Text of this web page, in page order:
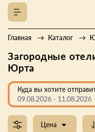
Главная Каталог
Загородные
Юрта
Куда вы хотите
09.08.2026 - 11.08.2026
Цена